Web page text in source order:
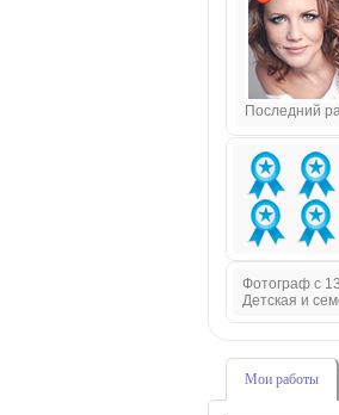
Последний
Фотограф с
Детская и
Мои работы